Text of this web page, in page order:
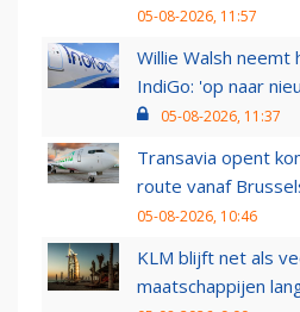
05-08-2026, 11:57
Willie Walsh
IndiGo: 'op naar
05-08-2026, 11:37
Transavia opent
route vanaf
05-08-2026, 10:46
KLM blijft net als
maatschappijen